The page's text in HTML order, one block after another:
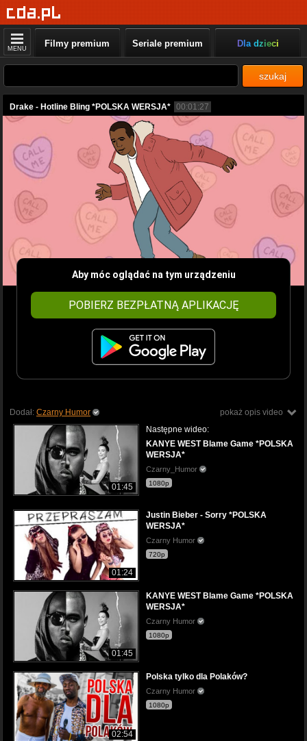
MENU Filmy premium Seriale premium Dla dzieci
szukaj
Drake - Hotline Bling *POLSKA WERSJA* 00:01:27
Aby móc oglądać na tym urządzeniu
POBIERZ BEZPŁATNĄ APLIKACJĘ
pokaż opis video
Dodał: Czarny Humor
01:45
Następne wideo:
KANYE WEST Blame Game *POLSKA
WERSJA*
Czarny_Humor
1080p
01:24
Justin Bieber - Sorry *POLSKA
WERSJA*
Czarny Humor
720p
01:45
KANYE WEST Blame Game *POLSKA
WERSJA*
Czarny Humor
1080p
02:54
Polska tylko dla Polaków?
Czarny Humor
1080p